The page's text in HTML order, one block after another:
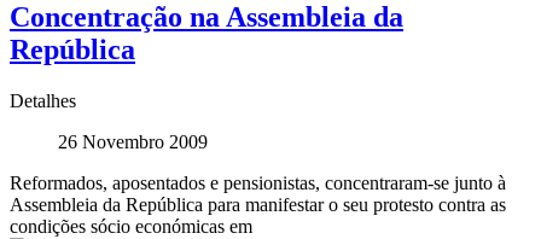
Concentração na Assembleia da
República
Detalhes
26 Novembro 2009
Reformados, aposentados e pensionistas, concentraram-se junto à
Assembleia da República para manifestar o seu protesto contra as
condições sócio económicas em